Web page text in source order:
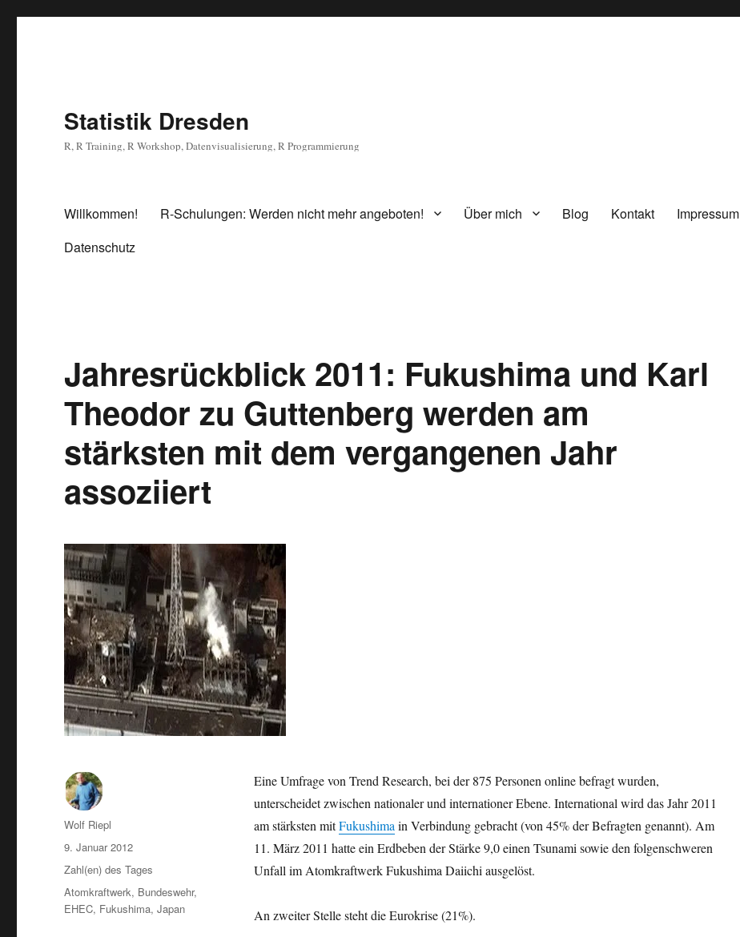
Statistik Dresden
R, R Training, R Workshop, Datenvisualisierung, R Programmierung
Willkommen! R-Schulungen: Werden nicht mehr angeboten! Über mich Blog Kontakt Impressum
Datenschutz
Jahresrückblick 2011: Fukushima und Karl
Theodor zu Guttenberg werden am
stärksten mit dem vergangenen Jahr
assoziiert
Eine Umfrage von Trend Research, bei der 875 Personen online befragt wurden,
unterscheidet zwischen nationaler und internationer Ebene. International wird das Jahr 2011
am stärksten mitFukushima in Verbindung gebracht (von 45% der Befragten genannt). Am
11. März 2011 hatte ein Erdbeben der Stärke 9,0 einen Tsunami sowie den folgenschweren
Unfall im Atomkraftwerk Fukushima Daiichi ausgelöst.
An zweiter Stelle steht die Eurokrise (21%).
Autor
Wolf Riepl
Veröffentlicht
am
9. Januar 2012
Kategorien
Zahl(en) des Tages
Schlagwörter
Atomkraftwerk, Bundeswehr,
EHEC, Fukushima,Japan